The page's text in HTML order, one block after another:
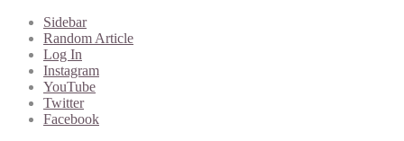
Sidebar
Random Article
Log In
Instagram
YouTube
Twitter
Facebook